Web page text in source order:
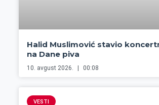
Halid Muslimović stavio
na Dane piva
10. avgust 2026. 00:08
VESTI